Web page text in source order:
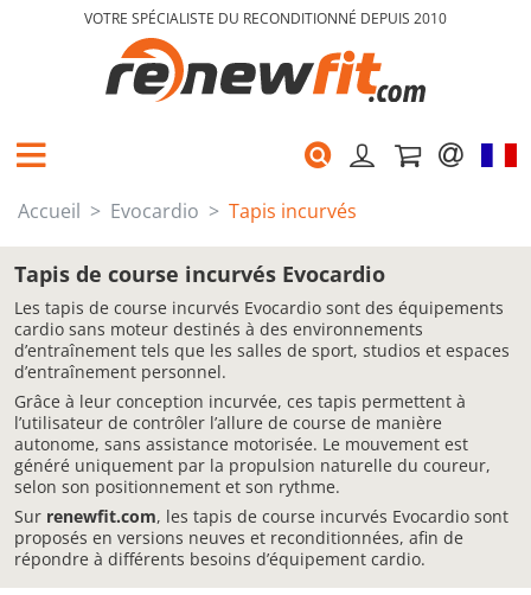
VOTRE SPÉCIALISTE DU RECONDITIONNÉ DEPUIS 2010
Accueil Evocardio Tapis incurvés
Tapis de course incurvés Evocardio
Les tapis de course incurvés Evocardio sont des équipements
cardio sans moteur destinés à des environnements
d’entraînement tels que les salles de sport, studios et espaces
d’entraînement personnel.
Grâce à leur conception incurvée, ces tapis permettent à
l’utilisateur de contrôler l’allure de course de manière
autonome, sans assistance motorisée. Le mouvement est
généré uniquement par la propulsion naturelle du coureur,
selon son positionnement et son rythme.
Sur renewfit.com, les tapis de course incurvés Evocardio sont
proposés en versions neuves et reconditionnées, afin de
répondre à différents besoins d’équipement cardio.